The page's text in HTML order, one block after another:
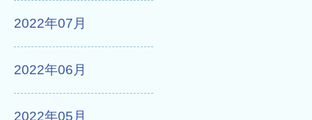
2022年07月
2022年06月
2022年05月